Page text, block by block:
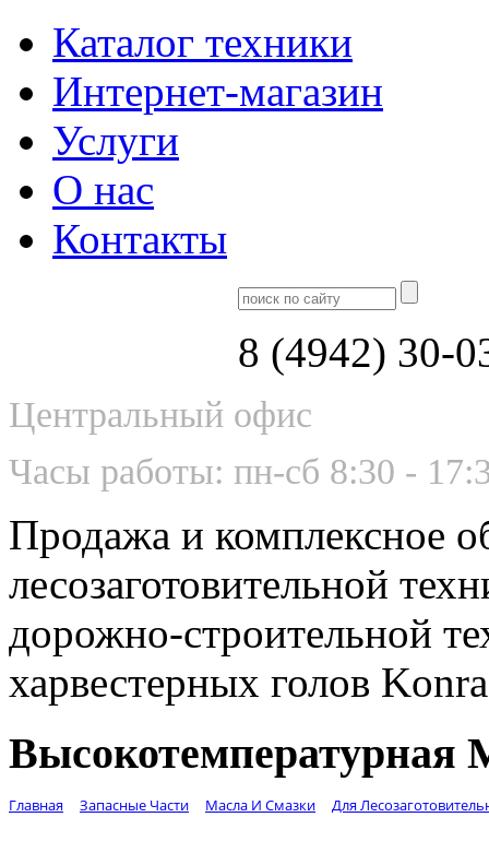
Каталог техники
Интернет-магазин
Услуги
О нас
Контакты
8 (4942) 30-
Центральный офис
Часы работы: пн-сб 8:30 -
Продажа и комплексное
лесозаготовительной
дорожно-строительной
харвестерных голов
Высокотемпературная
Главная Запасные Части Масла И Смазки Для